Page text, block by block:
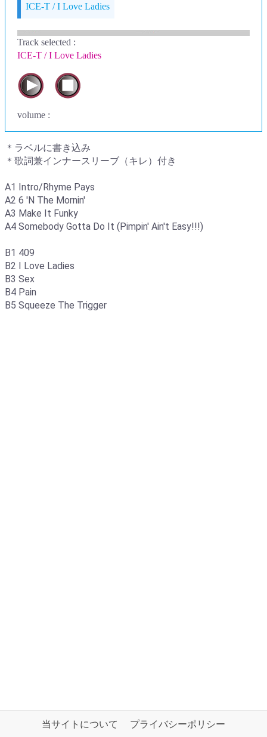
ICE-T / I Love Ladies
Track selected :
ICE-T / I Love Ladies
volume :
＊ラベルに書き込み
＊歌詞兼インナースリーブ（キレ）付き
A1 Intro/Rhyme Pays
A2 6 'N The Mornin'
A3 Make It Funky
A4 Somebody Gotta Do It (Pimpin' Ain't Easy!!!)
B1 409
B2 I Love Ladies
B3 Sex
B4 Pain
B5 Squeeze The Trigger
当サイトについて
プライバシーポリシー